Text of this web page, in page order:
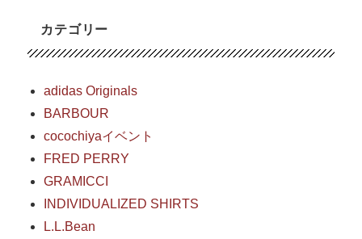
カテゴリー
adidas Originals
BARBOUR
cocochiyaイベント
FRED PERRY
GRAMICCI
INDIVIDUALIZED SHIRTS
L.L.Bean